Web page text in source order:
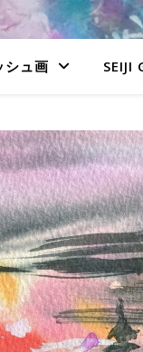
ュ画 SEIJI